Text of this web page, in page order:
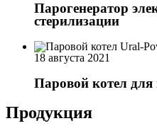
Парогенератор
стерилизации
18 августа 2021
Паровой котел
Продукция